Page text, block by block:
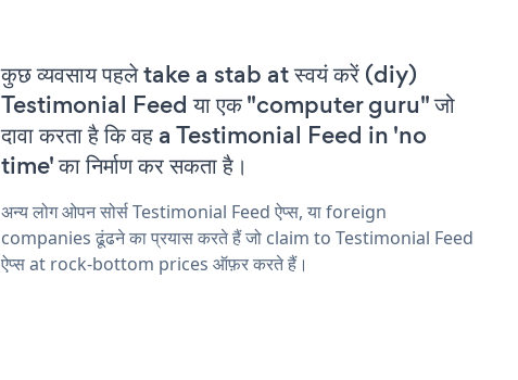
कुछ व्यवसाय पहले take a stab at स्वयं करें (diy)
Testimonial Feed या एक "computer guru" जो
दावा करता है कि वह a Testimonial Feed in 'no
time' का निर्माण कर सकता है।
अन्य लोग ओपन सोर्स Testimonial Feed ऐप्स, या foreign
companies ढूंढने का प्रयास करते हैं जो claim to Testimonial Feed
ऐप्स at rock-bottom prices ऑफ़र करते हैं।